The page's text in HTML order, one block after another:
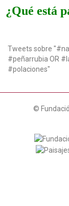
¿Qué está
Tweets sobre
#peñarrubia OR
#polaciones"
©